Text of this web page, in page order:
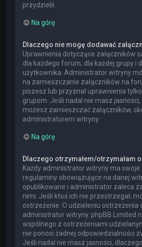
przydzielił.
Na górę
Dlaczego nie mogę dodawać
Uprawnienia dotyczące załączników
dla każdego forum, dla każdej grupy i
użytkownika. Administrator witryny
na zamieszczanie załączników na
piszesz lub przyznał uprawnienia
grupom. Jeśli nadal nie masz
możesz zamieszczać załączników,
administratorem witryny.
Na górę
Dlaczego otrzymałem/otrzymałam
Każdy administrator witryny ma swoje
regulaminy obowiązujące na danej
opublikowane i administrator zaleca
nimi. Jeśli ktoś ich nie przestrzegał,
ostrzeżenie. O udzieleniu ostrzeżenia
administrator witryny. phpBB Limited
wspólnego z ostrzeżeniami
nie ponosi żadnej odpowiedzialności
Jeśli nadal nie masz jasności, dlaczego